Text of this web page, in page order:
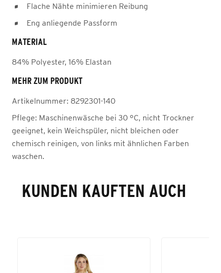
Flache Nähte minimieren Reibung
Eng anliegende Passform
MATERIAL
84% Polyester, 16% Elastan
MEHR ZUM PRODUKT
Artikelnummer: 8292301-140
Pflege: Maschinenwäsche bei 30 °C, nicht Trockner
geeignet, kein Weichspüler, nicht bleichen oder
chemisch reinigen, von links mit ähnlichen Farben
waschen.
KUNDEN KAUFTEN AUCH